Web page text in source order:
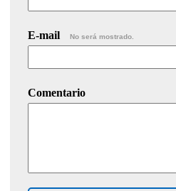
E-mail No será mostrado.
Comentario